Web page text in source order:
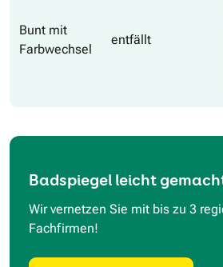
Bunt mit
Farbwechsel
entfällt
Badspiegel leicht
Wir vernetzen Sie mit bis zu 3
Fachfirmen!